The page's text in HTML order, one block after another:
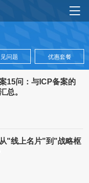
问题 优惠套餐
15问：与ICP备案的
总。
"线上名片"到"战略枢